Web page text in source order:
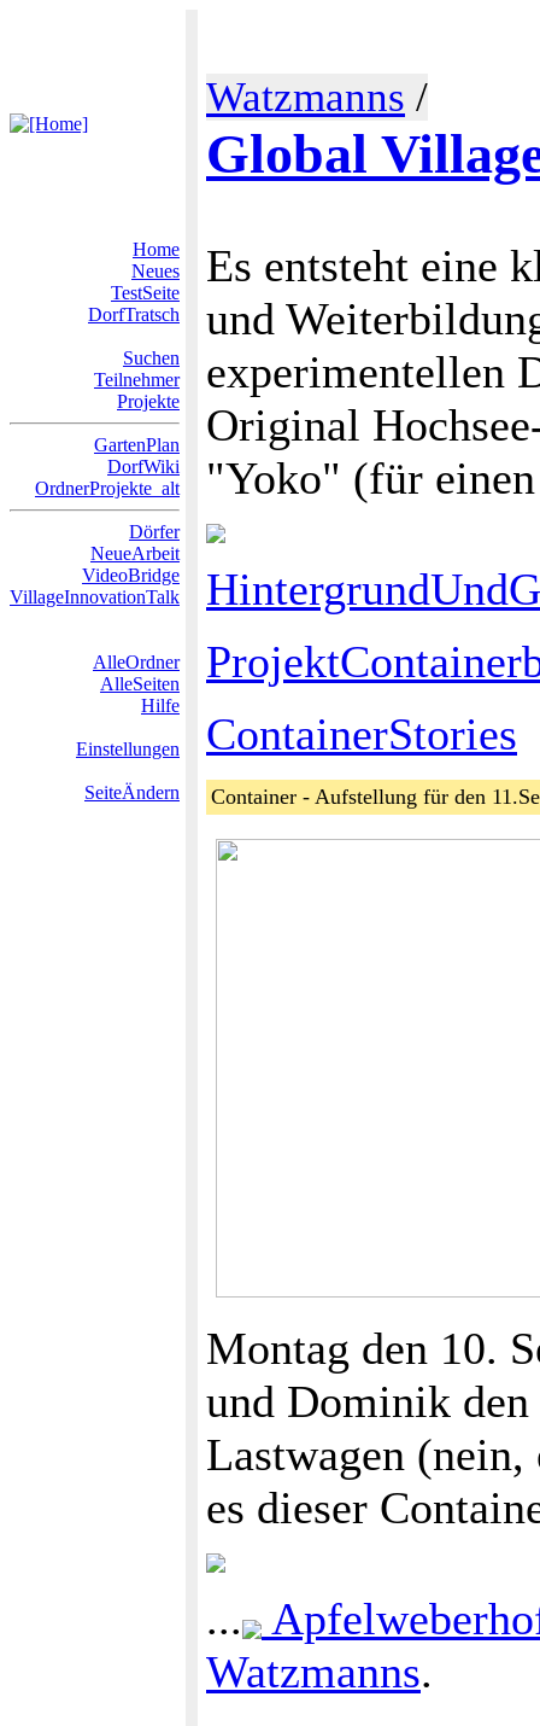
Watzmanns /
Global
Home
Neues
TestSeite
DorfTratsch
Suchen
Teilnehmer
Projekte
GartenPlan
DorfWiki
OrdnerProjekte_alt
Dörfer
NeueArbeit
VideoBridge
VillageInnovationTalk
AlleOrdner
AlleSeiten
Hilfe
Einstellungen
SeiteÄndern
Es entsteht eine
und
experimentellen
Original
"Yoko" (für
ContainerStories
Container - Aufstellung für den
Montag den 10.
und Dominik
Lastwagen
es dieser
...
Watzmanns.